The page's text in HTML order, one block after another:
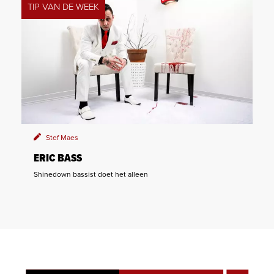
TIP VAN DE WEEK
Stef Maes
ERIC BASS
Shinedown bassist doet het alleen